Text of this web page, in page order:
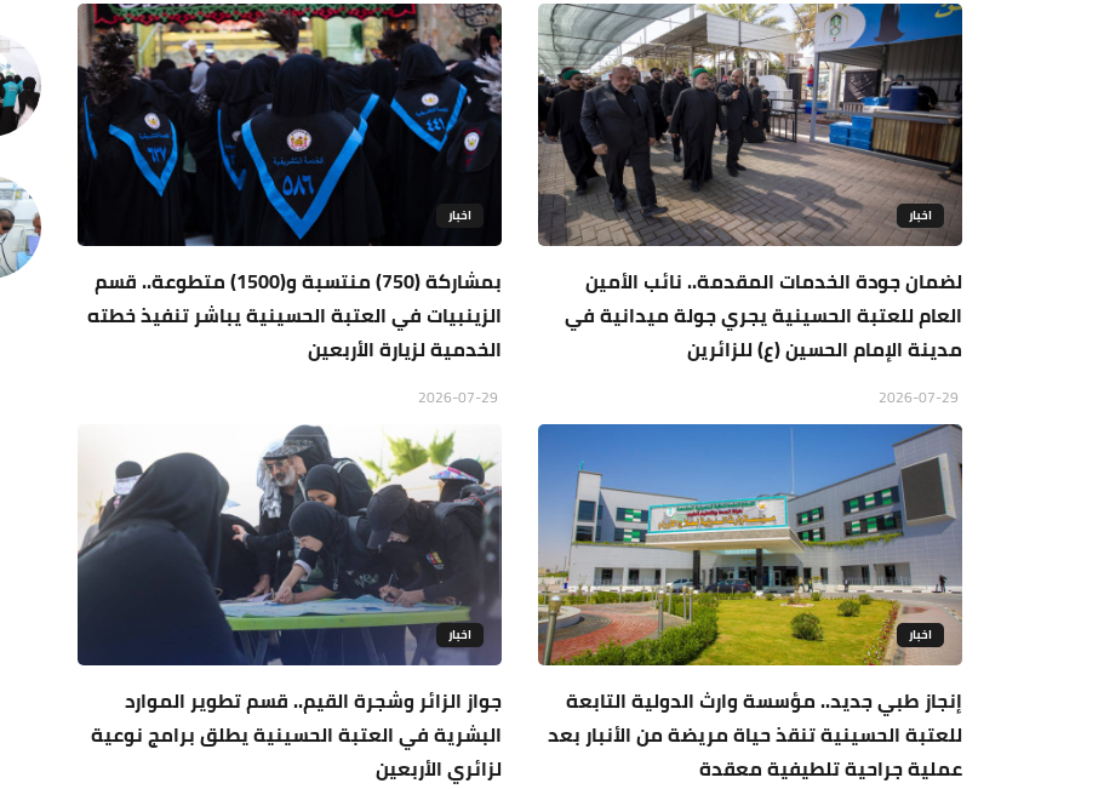
اخبار
لضمان جودة الخدمات المقدمة.. نائب الأمين
العام للعتبة الحسينية يجري جولة ميدانية في
مدينة الإمام الحسين (ع) للزائرين
اخبار
بمشاركة (750) منتسبة و(1500) متطوعة.. قسم
الزينبيات في العتبة الحسينية يباشر تنفيذ خطته
الخدمية لزيارة الأربعين
اخبار
إنجاز طبي جديد.. مؤسسة وارث الدولية التابعة
للعتبة الحسينية تنقذ حياة مريضة من الأنبار بعد
عملية جراحية تلطيفية معقدة
اخبار
جواز الزائر وشجرة القيم.. قسم تطوير الموارد
البشرية في العتبة الحسينية يطلق برامج نوعية
لزائري الأربعين